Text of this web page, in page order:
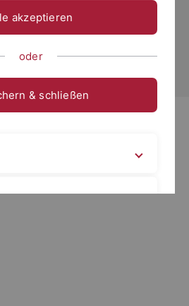
Tübingen, Tübingen
Barrierefreiheit RSS-Feed
akzeptieren
oder
& schließen